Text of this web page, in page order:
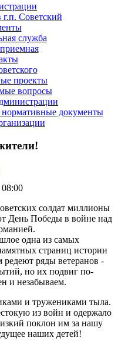
г.п. Советский
служба
проекты
вопросы
документы
солдат миллионы
День Победы в войне над
одна из самых
страниц истории
редеют ряды ветеранов -
но их подвиг по-
и незабываем.
и тружениками тыла.
из войн и одержало
поклон им за нашу
наших детей!